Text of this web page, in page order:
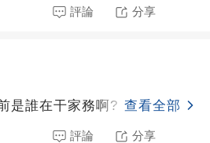
評論 分享
是誰在干家務啊? 查看全部
評論 分享